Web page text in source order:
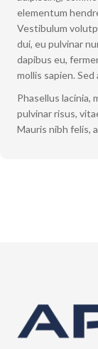
elementum
Vestibulum
dui, eu pulvinar
dapibus eu,
mollis sapien. Sed
Phasellus lacinia,
pulvinar risus,
Mauris nibh felis,